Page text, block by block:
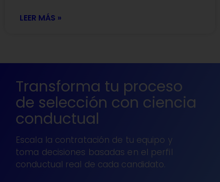
LEER MÁS »
Transforma tu proceso
de selección con ciencia
conductual
Escala la contratación de tu equipo y
toma decisiones basadas en el perfil
conductual real de cada candidato.